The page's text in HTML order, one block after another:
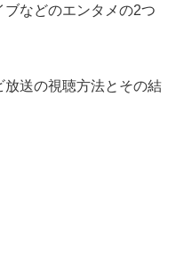
などのエンタメの2つ
送の視聴方法とその結